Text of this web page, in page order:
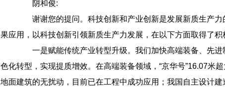
阴和俊:
谢谢您的提问。科技创新和产业创新是发展新质生产力
果应用，以科技创新引领新质生产力发展，在以下方面取得了积
一是赋能传统产业转型升级。我们加快高端装备、先进
色化转型，实现提质增效。在高端装备领域，“京华号”16.07米
地面建筑的无扰动，目前已在工程中成功应用；我国自主设计